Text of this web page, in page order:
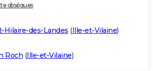
obsèques
Hilaire-des-Landes (Ille-et-Vilaine)
Roch (Ille-et-Vilaine)